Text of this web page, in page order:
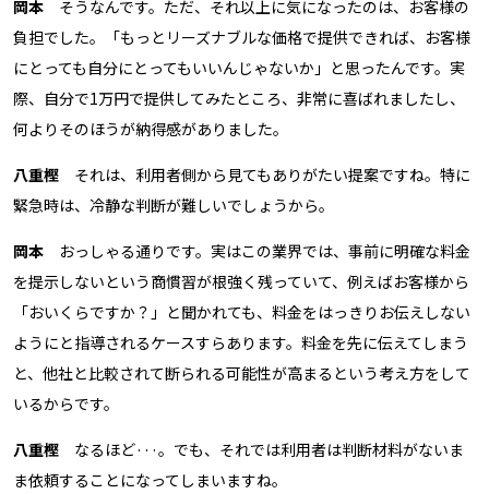
岡本 そうなんです。ただ、それ以上に気になったのは、お客様の
負担でした。「もっとリーズナブルな価格で提供できれば、お客様
にとっても自分にとってもいいんじゃないか」と思ったんです。実
際、自分で1万円で提供してみたところ、非常に喜ばれましたし、
何よりそのほうが納得感がありました。
八重樫 それは、利用者側から見てもありがたい提案ですね。特に
緊急時は、冷静な判断が難しいでしょうから。
岡本 おっしゃる通りです。実はこの業界では、事前に明確な料金
を提示しないという商慣習が根強く残っていて、例えばお客様から
「おいくらですか？」と聞かれても、料金をはっきりお伝えしない
ようにと指導されるケースすらあります。料金を先に伝えてしまう
と、他社と比較されて断られる可能性が高まるという考え方をして
いるからです。
八重樫 なるほど···。でも、それでは利用者は判断材料がないま
ま依頼することになってしまいますね。